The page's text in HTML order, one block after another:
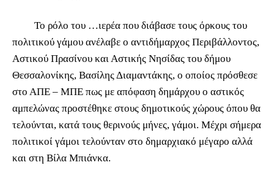
Το ρόλο του …ιερέα που διάβασε τους όρκους του
πολιτικού γάμου ανέλαβε ο αντιδήμαρχος Περιβάλλοντος,
Αστικού Πρασίνου και Αστικής Νησίδας του δήμου
Θεσσαλονίκης, Βασίλης Διαμαντάκης, ο οποίος πρόσθεσε
στο ΑΠΕ – ΜΠΕ πως με απόφαση δημάρχου ο αστικός
αμπελώνας προστέθηκε στους δημοτικούς χώρους όπου θα
τελούνται, κατά τους θερινούς μήνες, γάμοι. Μέχρι σήμερα
πολιτικοί γάμοι τελούνταν στο δημαρχιακό μέγαρο αλλά
και στη Βίλα Μπιάνκα.